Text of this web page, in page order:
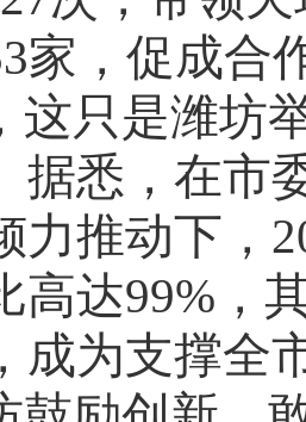
家，促成合
这只是潍坊
据悉，在市
力推动下，
高达99%，
成为支撑全